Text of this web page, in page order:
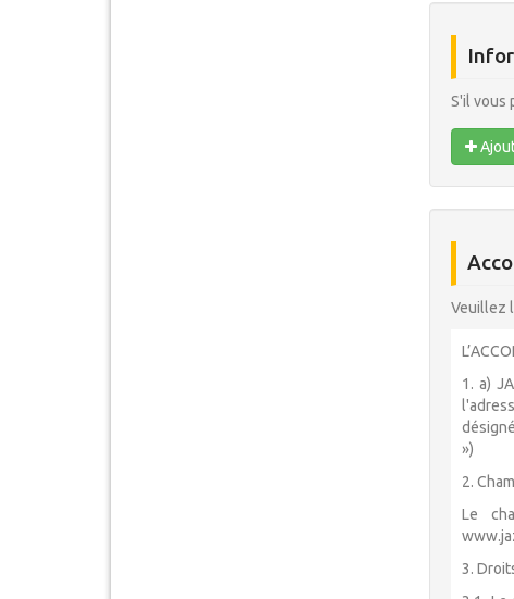
S'il vous
Veuillez
1. a)
»)
2.
Le
3.